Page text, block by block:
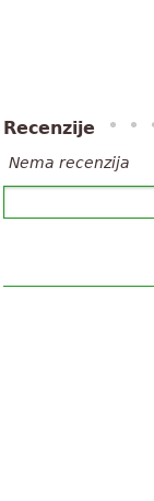
Recenzije
Nema recenzija